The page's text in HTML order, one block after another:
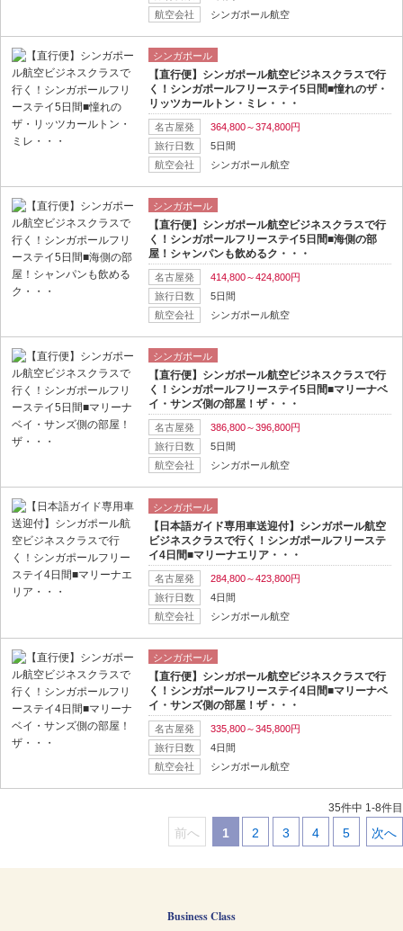
航空会社
シンガポール航空
シンガポール
【直行便】シンガポール航空ビジネスクラスで行
く！シンガポールフリーステイ5日間■憧れのザ・
リッツカールトン・ミレ・・・
名古屋発
364,800～374,800円
旅行日数
5日間
航空会社
シンガポール航空
シンガポール
【直行便】シンガポール航空ビジネスクラスで行
く！シンガポールフリーステイ5日間■海側の部
屋！シャンパンも飲めるク・・・
名古屋発
414,800～424,800円
旅行日数
5日間
航空会社
シンガポール航空
シンガポール
【直行便】シンガポール航空ビジネスクラスで行
く！シンガポールフリーステイ5日間■マリーナベ
イ・サンズ側の部屋！ザ・・・
名古屋発
386,800～396,800円
旅行日数
5日間
航空会社
シンガポール航空
シンガポール
【日本語ガイド専用車送迎付】シンガポール航空
ビジネスクラスで行く！シンガポールフリーステ
イ4日間■マリーナエリア・・・
名古屋発
284,800～423,800円
旅行日数
4日間
航空会社
シンガポール航空
シンガポール
【直行便】シンガポール航空ビジネスクラスで行
く！シンガポールフリーステイ4日間■マリーナベ
イ・サンズ側の部屋！ザ・・・
名古屋発
335,800～345,800円
旅行日数
4日間
航空会社
シンガポール航空
35件中 1-8件目
前へ 1 2 3 4 5 次へ
Business Class